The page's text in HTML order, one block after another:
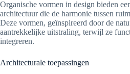
Organische vormen in design bieden
architectuur die de harmonie tussen
Deze vormen, geïnspireerd door de
aantrekkelijke uitstraling, terwijl ze
integreren.
Architecturale toepassingen